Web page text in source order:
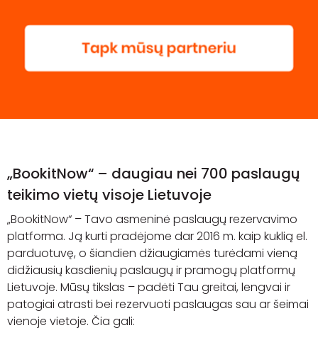
„BookitNow“ – daugiau nei 700 paslaugų
teikimo vietų visoje Lietuvoje
„BookitNow“ – Tavo asmeninė paslaugų rezervavimo
platforma. Ją kurti pradėjome dar 2016 m. kaip kuklią el.
parduotuvę, o šiandien džiaugiamės turėdami vieną
didžiausių kasdienių paslaugų ir pramogų platformų
Lietuvoje. Mūsų tikslas – padėti Tau greitai, lengvai ir
patogiai atrasti bei rezervuoti paslaugas sau ar šeimai
vienoje vietoje. Čia gali: